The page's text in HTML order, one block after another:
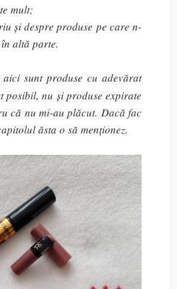
mult;
și despre produse pe care n-
altă parte.
sunt produse cu adevărat
posibil, nu și produse expirate
că nu mi-au plăcut. Dacă fac
ăsta o să menționez.